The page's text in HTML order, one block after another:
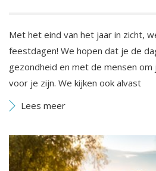
Met het eind van het jaar in zicht,
feestdagen! We hopen dat je de
gezondheid en met de mensen om
voor je zijn. We kijken ook alvast
Lees meer